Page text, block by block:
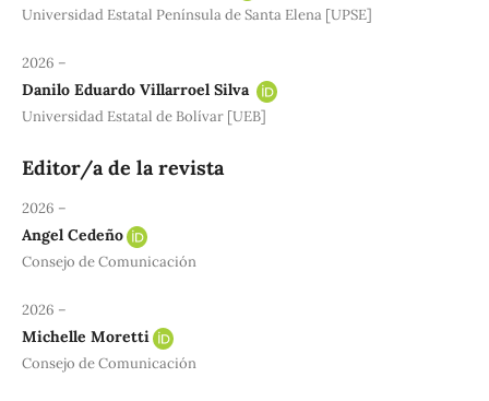
Universidad Estatal Península de Santa Elena [UPSE]
2026 –
Danilo Eduardo Villarroel Silva
Universidad Estatal de Bolívar [UEB]
Editor/a de la revista
2026 –
Angel Cedeño
Consejo de Comunicación
2026 –
Michelle Moretti
Consejo de Comunicación